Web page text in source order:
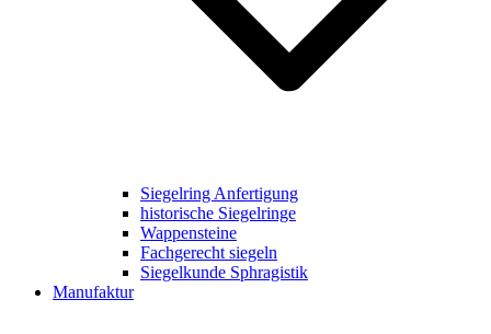
Siegelring Anfertigung
historische Siegelringe
Wappensteine
Fachgerecht siegeln
Siegelkunde Sphragistik
Manufaktur